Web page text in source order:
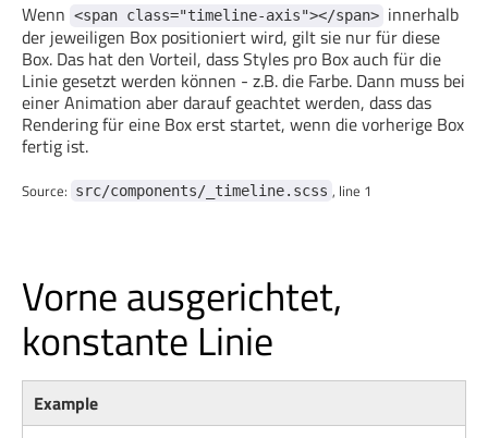
Wenn <span class="timeline-axis"></span> innerhalb
der jeweiligen Box positioniert wird, gilt sie nur für diese
Box. Das hat den Vorteil, dass Styles pro Box auch für die
Linie gesetzt werden können - z.B. die Farbe. Dann muss bei
einer Animation aber darauf geachtet werden, dass das
Rendering für eine Box erst startet, wenn die vorherige Box
fertig ist.
Source: src/components/_timeline.scss , line 1
Vorne ausgerichtet,
konstante Linie
Example